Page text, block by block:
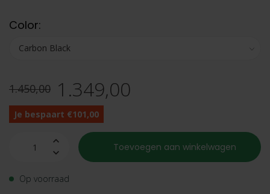
Color:
1.450,00 1.349,00
Je bespaart €101,00
Toevoegen aan winkelwagen
Op voorraad